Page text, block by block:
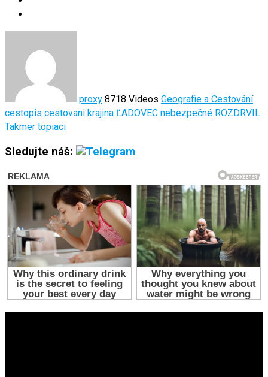
proxy 8718 Videos Geografie a Cestování
cestopis cestovani krajina ĽADOVEC nebezpečné ROZDRVIL
Takmer topiaci
Sledujte náš: